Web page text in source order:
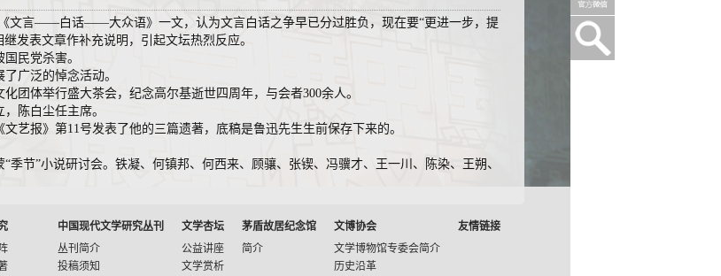
《文言——白话——大众语》一文，认为文言白话之争早已分过胜负，现在要“更进一步，提
发表文章作补充说明，引起文坛热烈反应。
民党杀害。
广泛的悼念活动。
团体举行盛大茶会，纪念高尔基逝世四周年，与会者300余人。
陈白尘任主席。
艺报》第11号发表了他的三篇遗著，底稿是鲁迅先生生前保存下来的。
季节”小说研讨会。铁凝、何镇邦、何西来、顾骧、张锲、冯骥才、王一川、陈染、王朔、
中国现代文学研究丛刊
丛刊简介
投稿须知
文学杏坛
公益讲座
文学赏析
茅盾故居纪念馆
简介
文博协会
文学博物馆专委会简介
历史沿革
友情链接